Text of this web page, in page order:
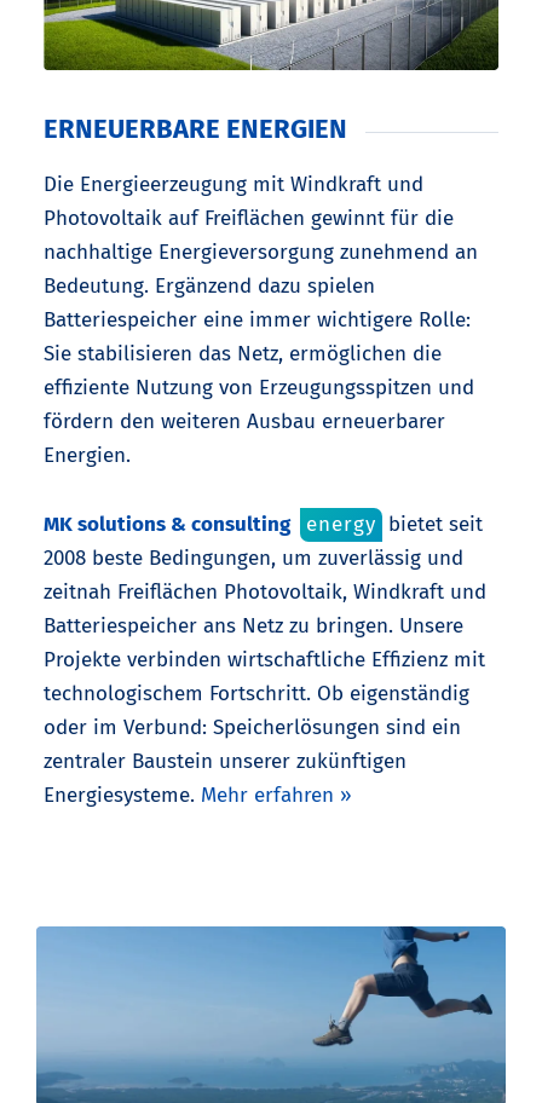
ERNEUERBARE ENERGIEN
Die Energieerzeugung mit Windkraft und
Photovoltaik auf Freiflächen gewinnt für die
nachhaltige Energieversorgung zunehmend an
Bedeutung. Ergänzend dazu spielen
Batteriespeicher eine immer wichtigere Rolle:
Sie stabilisieren das Netz, ermöglichen die
effiziente Nutzung von Erzeugungsspitzen und
fördern den weiteren Ausbau erneuerbarer
Energien.
MK solutions & consulting energy bietet seit
2008 beste Bedingungen, um zuverlässig und
zeitnah Freiflächen Photovoltaik, Windkraft und
Batteriespeicher ans Netz zu bringen. Unsere
Projekte verbinden wirtschaftliche Effizienz mit
technologischem Fortschritt. Ob eigenständig
oder im Verbund: Speicherlösungen sind ein
zentraler Baustein unserer zukünftigen
Energiesysteme. Mehr erfahren »